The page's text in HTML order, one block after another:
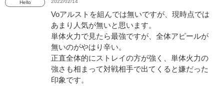
Hello 2022/02/14
Voアルストを組んでは無いですが、現時点では
あまり人気が無いと思います。
単体火力で見たら最強ですが、全体アピールが
無いのがやはり辛い。
正直全体的にストレイの方が強く、単体火力の
強さも相まって対戦相手で出てくると嫌だった
印象です。